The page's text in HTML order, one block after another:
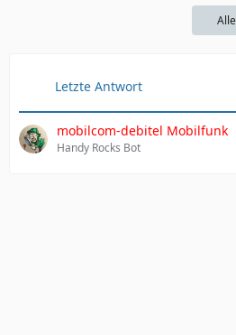
Letzte Antwort
mobilcom-debitel Mobilfunk
Handy Rocks Bot